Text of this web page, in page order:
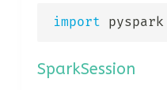
import pyspark
SparkSession